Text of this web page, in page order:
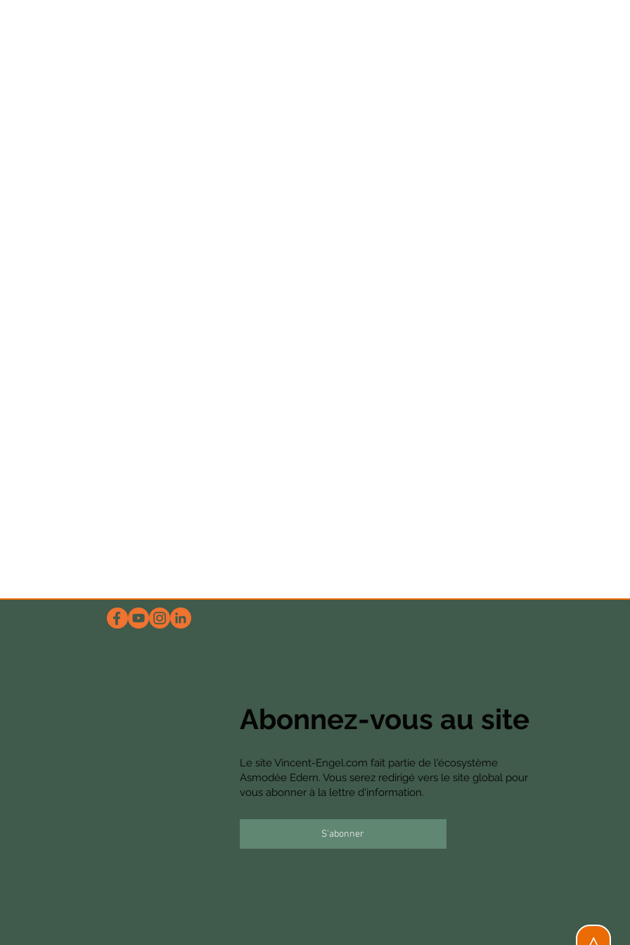
Abonnez-vous au site
Le site Vincent-Engel.com fait partie de l'écosystème
Asmodée Edern. Vous serez redirigé vers le site global pour
vous abonner à la lettre d'information.
S'abonner